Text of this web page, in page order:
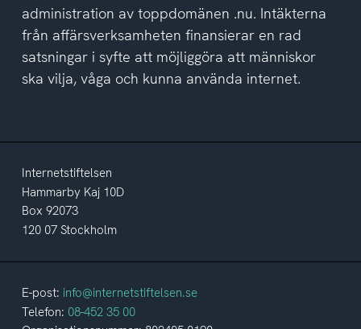
administration av toppdomänen .nu. Intäkterna
från affärsverksamheten finansierar en rad
satsningar i syfte att möjliggöra att människor
ska vilja, våga och kunna använda internet.
Internetstiftelsen
Hammarby Kaj 10D
Box 92073
120 07 Stockholm
E-post: info@internetstiftelsen.se
Telefon: 08-452 35 00